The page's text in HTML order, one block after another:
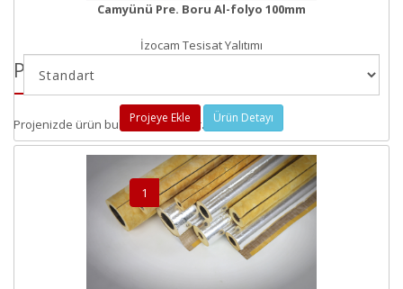
Proje Kalemleri
Projenizde ürün bulunmamaktadır.
1 2 3 4 5
Camyünü Pre. Boru Al-folyo 100mm
İzocam Tesisat Yalıtımı
Projeye Ekle Ürün Detayı